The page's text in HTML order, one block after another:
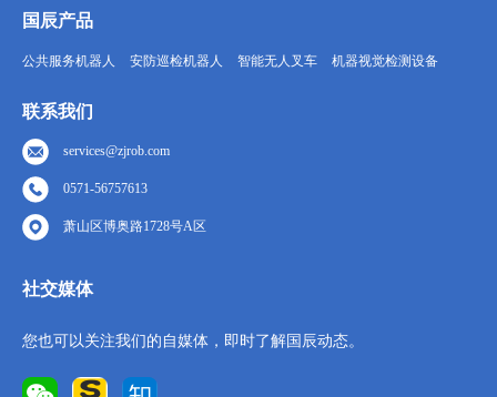
国辰产品
公共服务机器人 安防巡检机器人 智能无人叉车 机器视觉检测设备
联系我们
services@zjrob.com
0571-56757613
萧山区博奥路1728号A区
社交媒体
您也可以关注我们的自媒体，即时了解国辰动态。